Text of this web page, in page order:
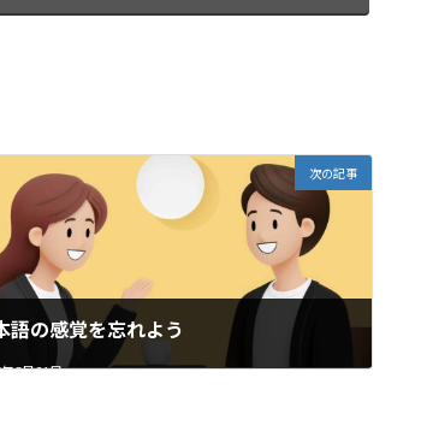
次の記事
語の感覚を忘れよう
3月21日